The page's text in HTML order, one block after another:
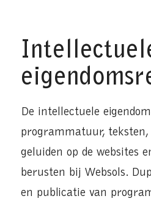
De intellectuele
programmatuur, teksten,
geluiden op de websites
berusten bij Websols.
en publicatie van